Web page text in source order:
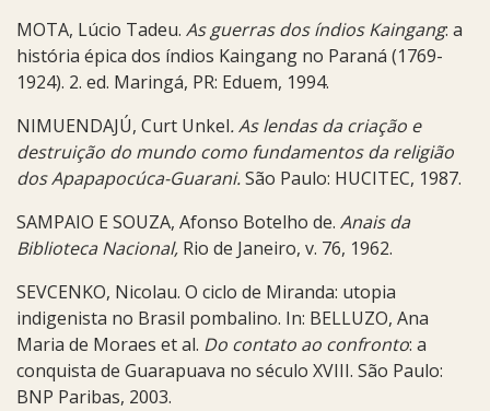
MOTA, Lúcio Tadeu. As guerras dos índios Kaingang: a
história épica dos índios Kaingang no Paraná (1769-
1924). 2. ed. Maringá, PR: Eduem, 1994.
NIMUENDAJÚ, Curt Unkel. As lendas da criação e
destruição do mundo como fundamentos da religião
dos Apapapocúca-Guarani.São Paulo: HUCITEC, 1987.
SAMPAIO E SOUZA, Afonso Botelho de. Anais da
Biblioteca Nacional, Rio de Janeiro, v. 76, 1962.
SEVCENKO, Nicolau. O ciclo de Miranda: utopia
indigenista no Brasil pombalino. In: BELLUZO, Ana
Maria de Moraes et al. Do contato ao confronto: a
conquista de Guarapuava no século XVIII. São Paulo:
BNP Paribas, 2003.